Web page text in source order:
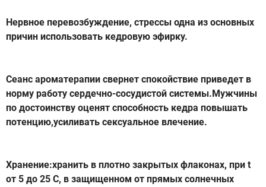
Нервное перевозбуждение, стрессы одна из основных
причин использовать кедровую эфирку.
Сеанс ароматерапии свернет спокойствие приведет в
норму работу сердечно-сосудистой системы.Мужчины
по достоинству оценят способность кедра повышать
потенцию,усиливать сексуальное влечение.
Хранение:хранить в плотно закрытых флаконах, при t
от 5 до 25 C, в защищенном от прямых солнечных